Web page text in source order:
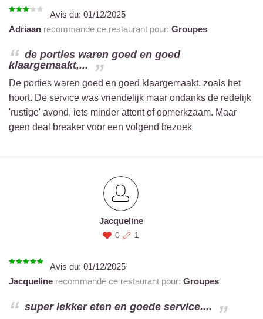
Avis du: 01/12/2025
Adriaan recommande ce restaurant pour: Groupes
de porties waren goed en goed
klaargemaakt,...
De porties waren goed en goed klaargemaakt, zoals het
hoort. De service was vriendelijk maar ondanks de redelijk
'rustige' avond, iets minder attent of opmerkzaam. Maar
geen deal breaker voor een volgend bezoek
Jacqueline
0 1
Avis du: 01/12/2025
Jacqueline recommande ce restaurant pour: Groupes
super lekker eten en goede service....